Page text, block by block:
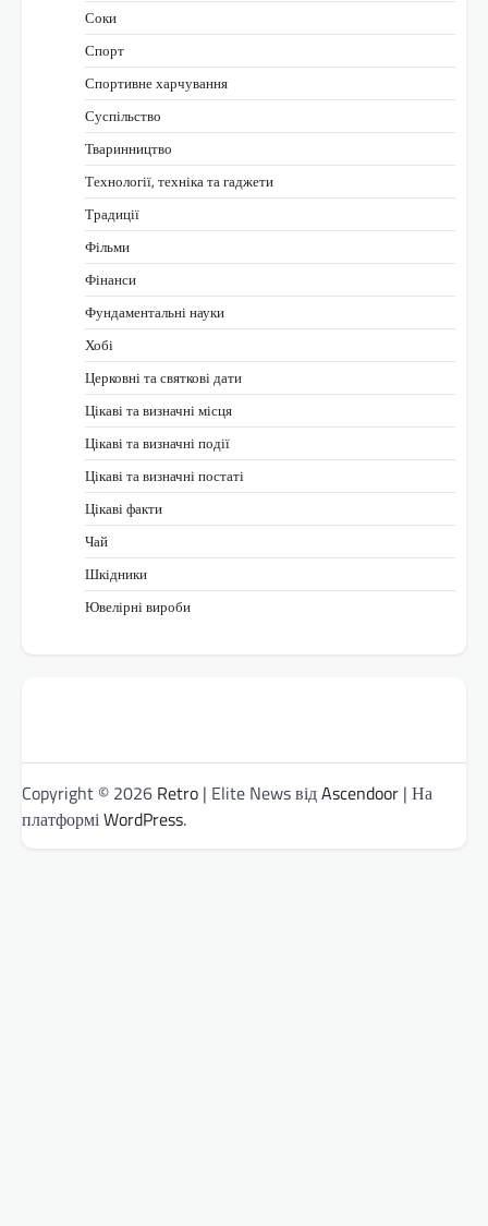
Соки
Спорт
Спортивне харчування
Суспільство
Тваринництво
Технології, техніка та гаджети
Традиції
Фільми
Фінанси
Фундаментальні науки
Хобі
Церковні та святкові дати
Цікаві та визначні місця
Цікаві та визначні події
Цікаві та визначні постаті
Цікаві факти
Чай
Шкідники
Ювелірні вироби
Copyright © 2026 Retro | Elite News відAscendoor | На
платформіWordPress.